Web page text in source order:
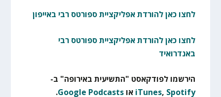
לחצו כאן להורדת אפליקציית ספורטס רבי באייפון
לחצו כאן להורדת אפליקציית ספורטס רבי
באנדרואיד
הירשמו לפודקאסט "התשיעית באירופה" ב-
iTunes, Spotify אוGoogle Podcasts
.